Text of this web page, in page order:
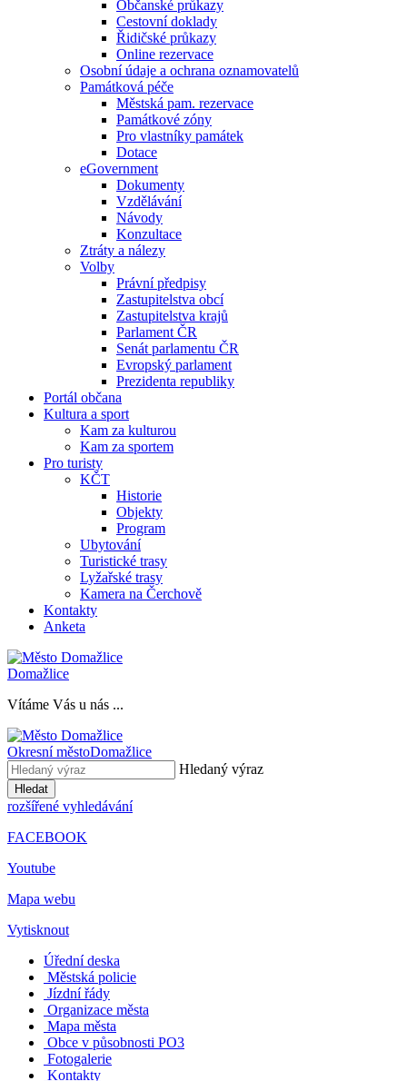
Občanské průkazy
Cestovní doklady
Řidičské průkazy
Online rezervace
Osobní údaje a ochrana oznamovatelů
Památková péče
Městská pam. rezervace
Památkové zóny
Pro vlastníky památek
Dotace
eGovernment
Dokumenty
Vzdělávání
Návody
Konzultace
Ztráty a nálezy
Volby
Právní předpisy
Zastupitelstva obcí
Zastupitelstva krajů
Parlament ČR
Senát parlamentu ČR
Evropský parlament
Prezidenta republiky
Portál občana
Kultura a sport
Kam za kulturou
Kam za sportem
Pro turisty
KČT
Historie
Objekty
Program
Ubytování
Turistické trasy
Lyžařské trasy
Kamera na Čerchově
Kontakty
Anketa
Domažlice
Vítáme Vás u nás ...
Okresní městoDomažlice
Hledaný výraz
Hledat
rozšířené vyhledávání
FACEBOOK
Youtube
Mapa webu
Vytisknout
Úřední deska
Městská policie
Jízdní řády
Organizace města
Mapa města
Obce v působnosti PO3
Fotogalerie
Kontakty